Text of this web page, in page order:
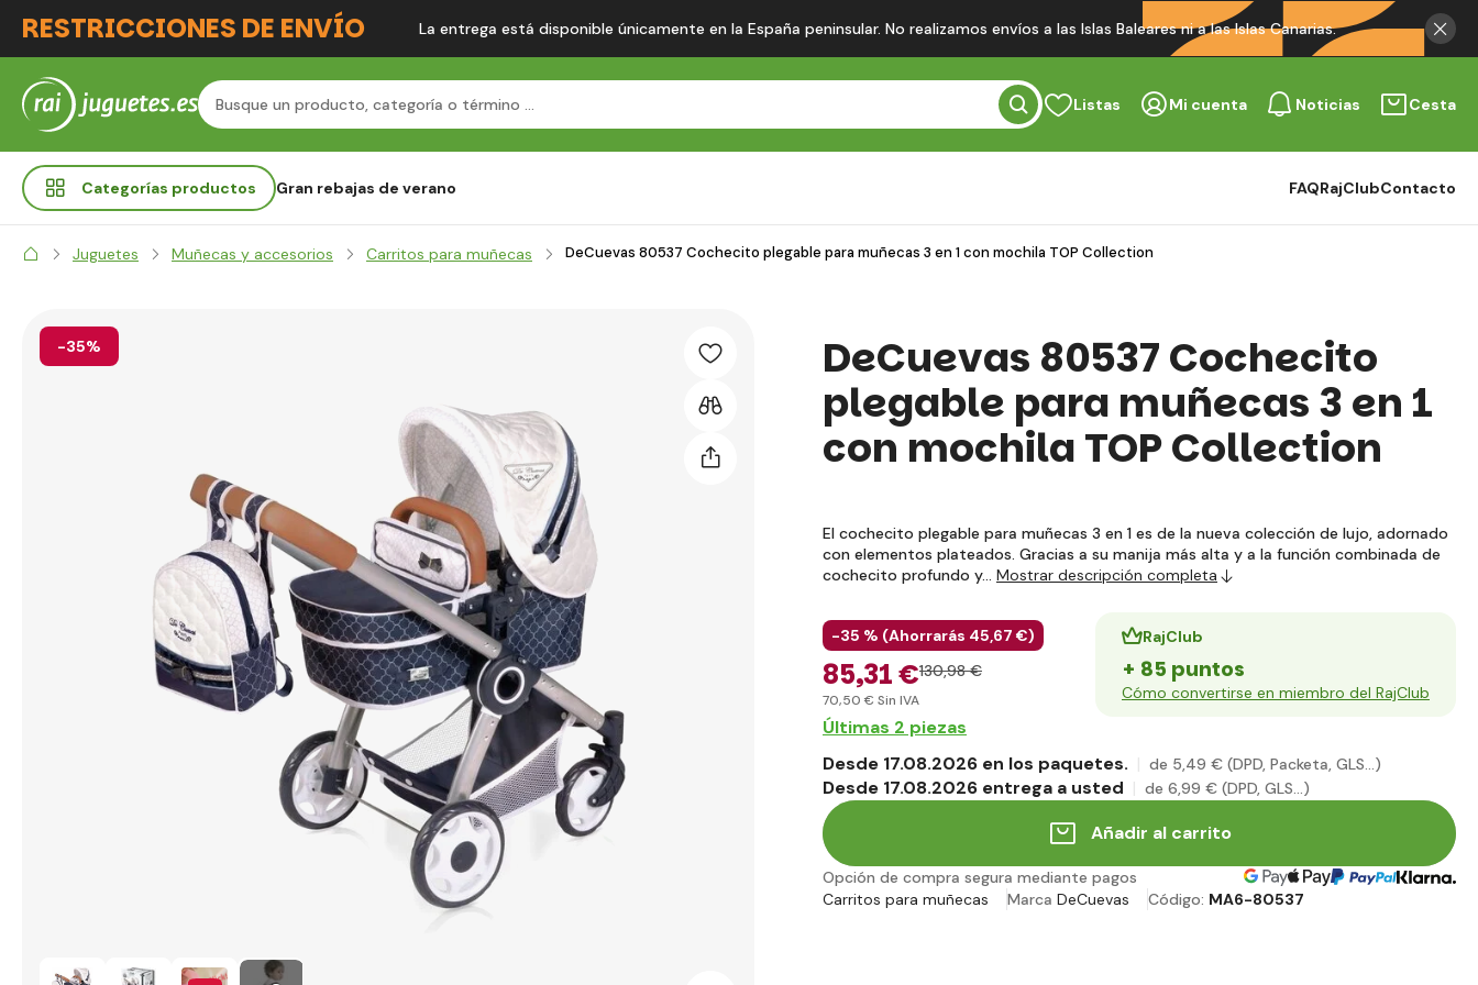
RESTRICCIONES DE ENVÍO La entrega está disponible únicamente en la España peninsular. No realizamos envíos a las Islas Baleares ni a las Islas Canarias.
Listas Mi cuenta Noticias Cesta
Categorías productos Gran rebajas de verano FAQRajClubContacto
Juguetes Muñecas y accesorios Carritos para muñecas DeCuevas 80537 Cochecito plegable para muñecas 3 en 1 con mochila TOP Collection
-35%
DeCuevas 80537 Cochecito
plegable para muñecas 3 en 1
con mochila TOP Collection
El cochecito plegable para muñecas 3 en 1 es de la nueva colección de lujo, adornado
con elementos plateados. Gracias a su manija más alta y a la función combinada de
cochecito profundo y… Mostrar descripción completa
-35 % (Ahorrarás 45,67 €)
85,31 €130,98 €
70,50 € Sin IVA
RajClub
+ 85 puntos
Cómo convertirse en miembro del RajClub
Últimas 2 piezas
Desde 17.08.2026 en los paquetes.
de 5,49 € (DPD, Packeta, GLS...)
Desde 17.08.2026 entrega a usted de 6,99 € (DPD, GLS...)
Añadir al carrito
Opción de compra segura mediante pagos
Carritos para muñecas
Marca DeCuevas Código: MA6-80537